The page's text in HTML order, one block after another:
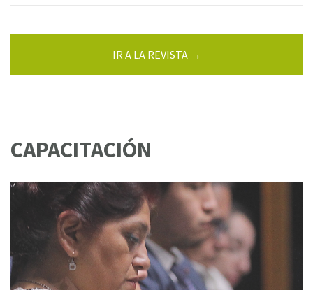
IR A LA REVISTA →
CAPACITACIÓN